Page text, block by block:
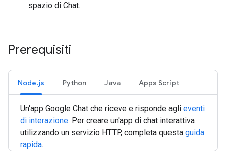
spazio di Chat.
Prerequisiti
Node.js Python Java Apps Script
Un'app Google Chat che riceve e risponde agli eventi
di interazione. Per creare un'app di chat interattiva
utilizzando un servizio HTTP, completa questa guida
rapida.